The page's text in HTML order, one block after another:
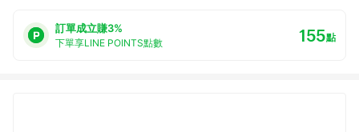
訂單成立賺3%
下單享LINE POINTS點數 155點